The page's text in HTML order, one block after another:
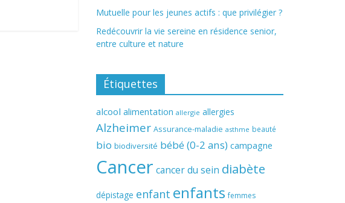
Mutuelle pour les jeunes actifs : que privilégier ?
Redécouvrir la vie sereine en résidence senior,
entre culture et nature
Étiquettes
alcool alimentation allergie allergies
Alzheimer Assurance-maladie asthme beauté
bio biodiversité bébé (0-2 ans) campagne
Cancer cancer du sein diabète
dépistage enfant enfants femmes